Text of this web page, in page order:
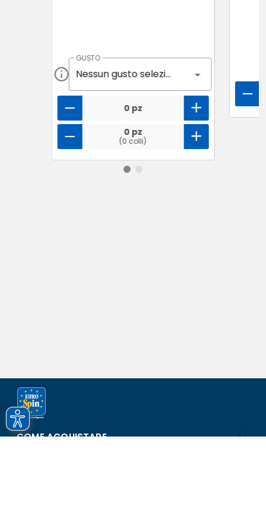
GUSTO
Nessun gusto selezionato
0 pz
0 pz
(0 colli)
COME ACQUISTARE